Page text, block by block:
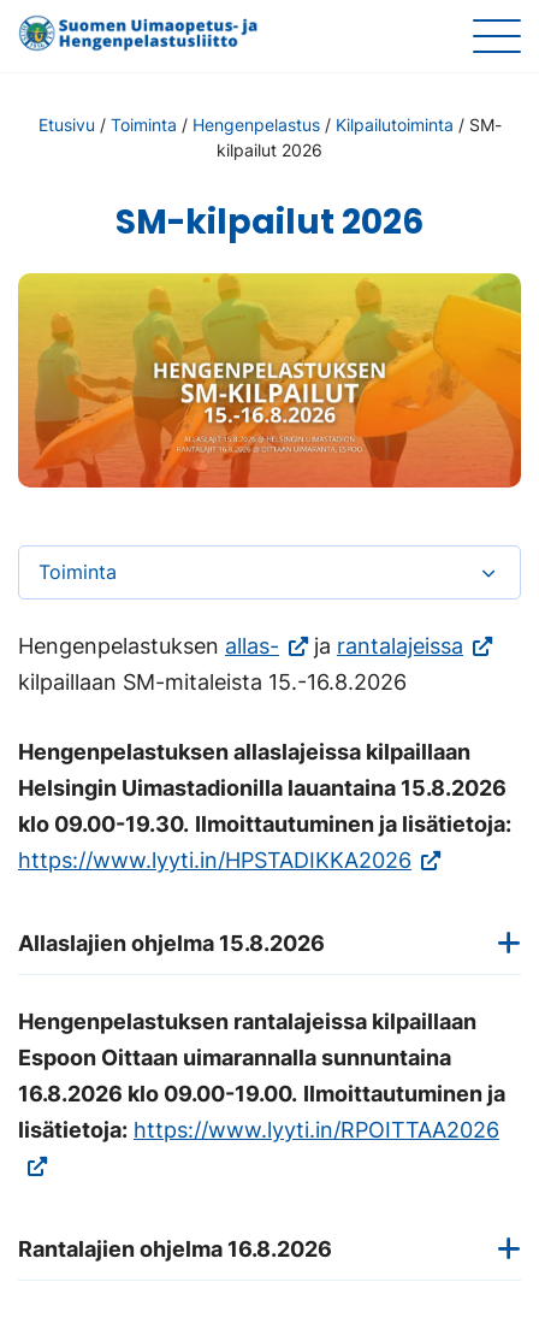
Etusivu / Toiminta / Hengenpelastus/ Kilpailutoiminta / SM-
kilpailut 2026
SM-kilpailut 2026
Toiminta
Hengenpelastuksen allas- (Vieraile
ulkoisella
Linkki
avautuu
uuteen
välilehteen.)
ja rantalajeissa
Linkki
uuteen
kilpaillaan SM-mitaleista 15.-16.8.2026
Hengenpelastuksen allaslajeissa kilpaillaan
Helsingin Uimastadionilla lauantaina 15.8.2026
klo 09.00-19.30. Ilmoittautuminen ja lisätietoja:
https://www.lyyti.in/HPSTADIKKA2026 (Vieraile
sivustolla.
uuteen
välilehteen.)
Allaslajien ohjelma 15.8.2026
Hengenpelastuksen rantalajeissa kilpaillaan
Espoon Oittaan uimarannalla sunnuntaina
16.8.2026 klo 09.00-19.00. Ilmoittautuminen ja
lisätietoja: https://www.lyyti.in/RPOITTAA2026
Rantalajien ohjelma 16.8.2026